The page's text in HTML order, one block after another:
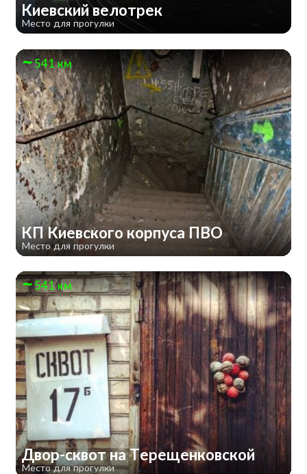
Киевский велотрек
Место для прогулки
541 км
КП Киевского корпуса ПВО
Место для прогулки
541 км
Двор-сквот на Терещенковской
Место для прогулки